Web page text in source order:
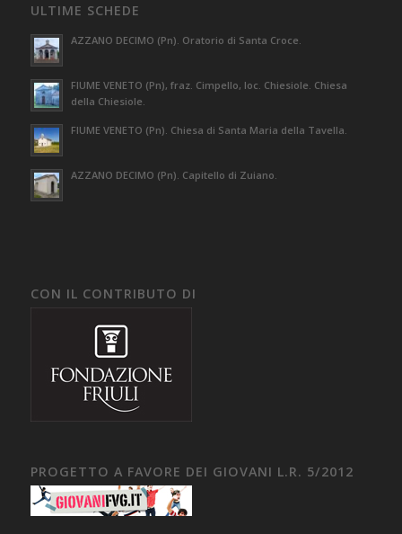
ULTIME SCHEDE
AZZANO DECIMO (Pn). Oratorio di Santa Croce.
FIUME VENETO (Pn), fraz. Cimpello, loc. Chiesiole. Chiesa
della Chiesiole.
FIUME VENETO (Pn). Chiesa di Santa Maria della Tavella.
AZZANO DECIMO (Pn). Capitello di Zuiano.
CON IL CONTRIBUTO DI
PROGETTO A FAVORE DEI GIOVANI L.R. 5/2012